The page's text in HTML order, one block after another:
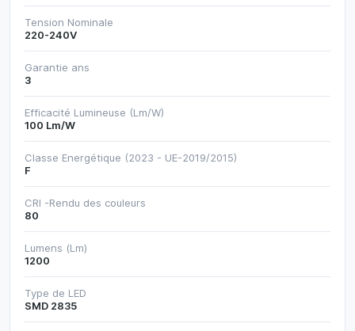
Tension Nominale
220-240V
Garantie ans
3
Efficacité Lumineuse (Lm/W)
100 Lm/W
Classe Energétique (2023 - UE-2019/2015)
F
CRI -Rendu des couleurs
80
Lumens (Lm)
1200
Type de LED
SMD 2835